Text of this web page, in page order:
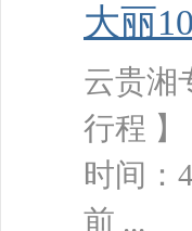
大丽
云贵湘
行程
时间：
前 ...